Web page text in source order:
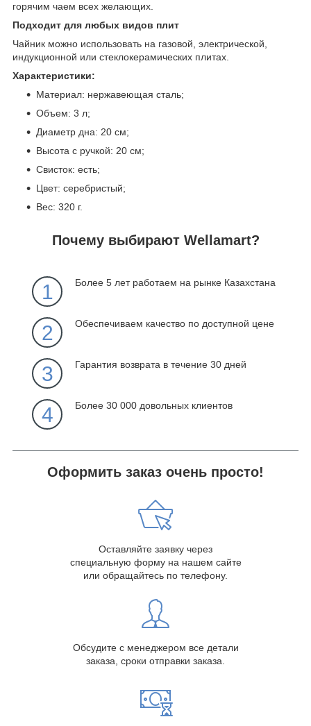
горячим чаем всех желающих.
Подходит для любых видов плит
Чайник можно использовать на газовой, электрической,
индукционной или стеклокерамических плитах.
Характеристики:
Материал: нержавеющая сталь;
Объем: 3 л;
Диаметр дна: 20 см;
Высота с ручкой: 20 см;
Свисток: есть;
Цвет: серебристый;
Вес: 320 г.
Почему выбирают Wellamart?
1 Более 5 лет работаем на рынке Казахстана
2 Обеспечиваем качество по доступной цене
3 Гарантия возврата в течение 30 дней
4 Более 30 000 довольных клиентов
Оформить заказ очень просто!
Оставляйте заявку через
специальную форму на нашем сайте
или обращайтесь по телефону.
Обсудите с менеджером все детали
заказа, сроки отправки заказа.